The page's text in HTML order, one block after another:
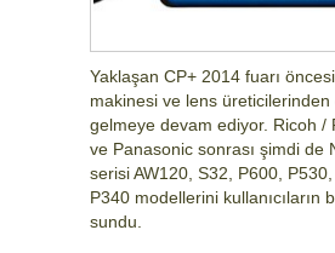
Yaklaşan CP+ 2014 fuarı
makinesi ve lens
gelmeye devam ediyor. Ricoh /
ve Panasonic sonrası şimdi de
serisi AW120, S32, P600,
P340 modellerini kullanıcıların
sundu.